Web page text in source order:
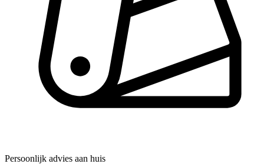
Persoonlijk advies aan huis